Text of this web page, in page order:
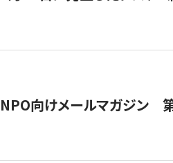
NPO向けメールマガジン